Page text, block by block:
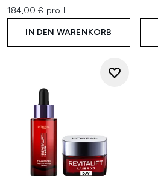
184,00 € pro L
IN DEN WARENKORB